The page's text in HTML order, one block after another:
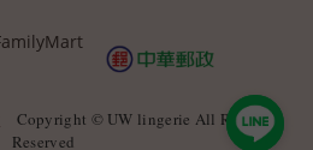
Copyright © UW lingerie All Rights
Reserved